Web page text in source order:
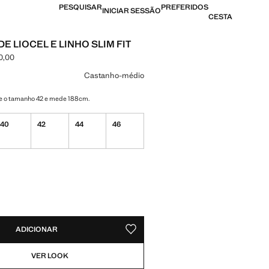
PESQUISARINICIAR SESSÃOPREFERIDOS
CESTA
LIOCEL E LINHO SLIM FIT
139 990,00 ]
cor
Castanho-médio
o tamanho 42 e mede 188cm.
40 42 44 46
ADICIONAR GUARDAR NOS ARTIGOS PREFERIDOS
VER LOOK